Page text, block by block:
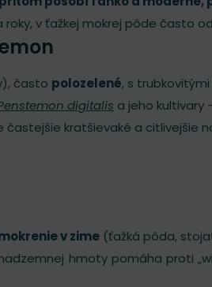
v ťažkej mokrej pôde často
často polozelené, s
digitalis a jeho kultivary
častejšie kratšievaké a citlivejšie
v zime (ťažká pôda,
hmoty pomáha proti